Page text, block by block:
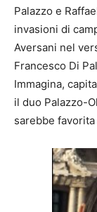
Palazzo e
invasioni di
Aversani nel
Francesco Di
Immagina,
il duo Palazzo-
sarebbe